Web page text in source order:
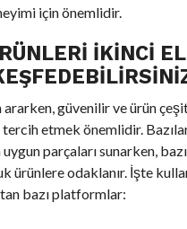
için önemlidir.
İKINCI
ararken, güvenilir ve ürün
etmek önemlidir.
parçaları sunarken,
ürünlere odaklanır. İşte
bazı platformlar: